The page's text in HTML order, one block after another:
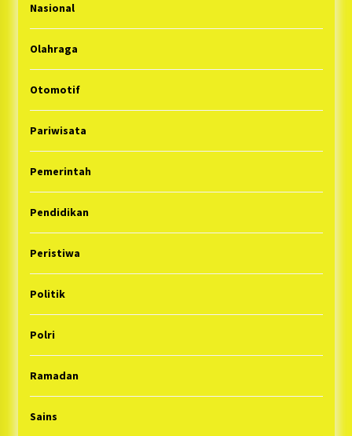
Nasional
Olahraga
Otomotif
Pariwisata
Pemerintah
Pendidikan
Peristiwa
Politik
Polri
Ramadan
Sains